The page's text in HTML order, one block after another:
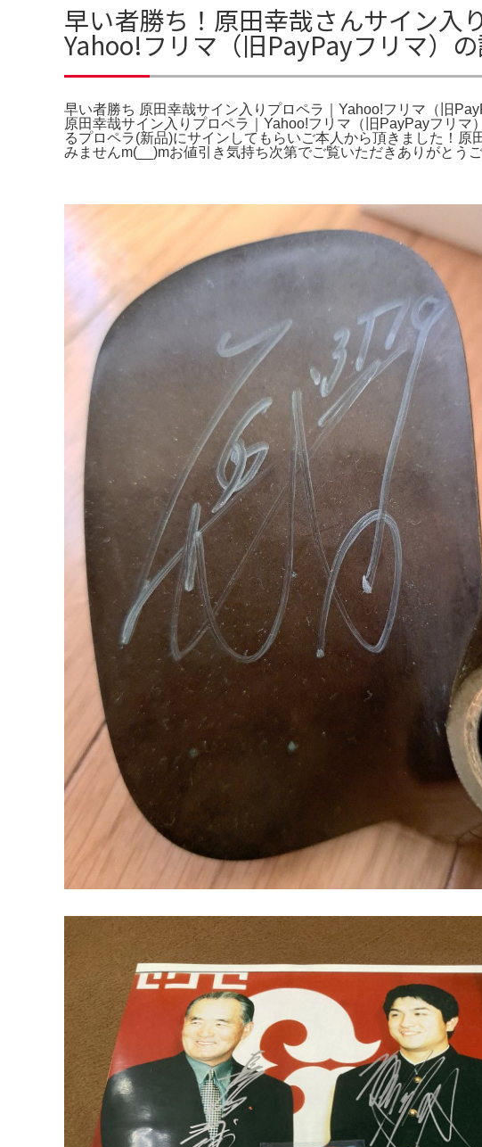
早い者勝ち！原田幸哉さんサイン入
Yahoo!フリマ（旧PayPayフリマ）
早い者勝ち 原田幸哉サイン入りプロペラ｜Yahoo!フリマ（旧
原田幸哉サイン入りプロペラ｜Yahoo!フリマ（旧PayPayフリ
るプロペラ(新品)にサインしてもらいご本人から頂きました！
みませんm(__)mお値引き気持ち次第でご覧いただきありがとう